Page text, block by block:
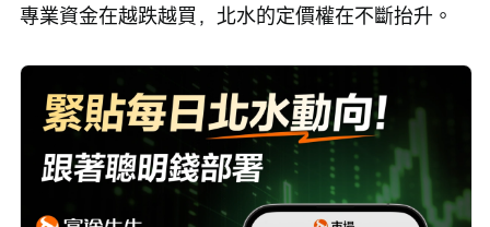
專業資金在越跌越買，北水的定價權在不斷抬升。